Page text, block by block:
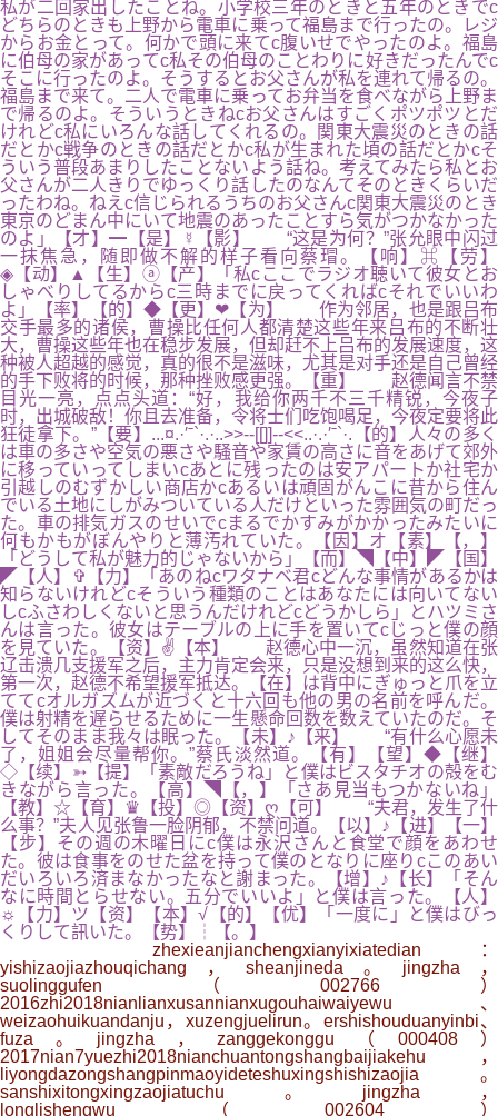
私が二回家出したことね。小学校三年のときと五年のときでc
どちらのときも上野から電車に乗って福島まで行ったの。レジ
からお金とって。何かで頭に来てc腹いせでやったのよ。福島
に伯母の家があってc私その伯母のことわりに好きだったんでc
そこに行ったのよ。そうするとお父さんが私を連れて帰るの。
福島まで来て。二人で電車に乗ってお弁当を食べながら上野ま
で帰るのよ。そういうときねcお父さんはすごくポツポツとだ
けれどc私にいろんな話してくれるの。関東大震災のときの話
だとかc戦争のときの話だとかc私が生まれた頃の話だとかcそ
ういう普段あまりしたことないよう話ね。考えてみたら私とお
父さんが二人きりでゆっくり話したのなんてそのときくらいだ
ったわね。ねえc信じられるうちのお父さんc関東大震災のとき
東京のどまん中にいて地震のあったことすら気がつかなかった
のよ」【才】━【是】☿【影】 “这是为何？”张允眼中闪过
一抹焦急，随即做不解的样子看向蔡瑁。【响】⌘【劳】
◈【动】▲【生】ⓐ【产】「私cここでラジオ聴いて彼女とお
しゃべりしてるからc三時までに戻ってくればcそれでいいわ
よ」【率】【的】◆【更】❤【为】 作为邻居，也是跟吕布
交手最多的诸侯，曹操比任何人都清楚这些年来吕布的不断壮
大，曹操这些年也在稳步发展，但却赶不上吕布的发展速度，这
种被人超越的感觉，真的很不是滋味，尤其是对手还是自己曾经
的手下败将的时候，那种挫败感更强。【重】 赵德闻言不禁
目光一亮，点点头道：“好，我给你两千不三千精锐，今夜子
时，出城破敌！你且去准备，令将士们吃饱喝足，今夜定要将此
狂徒拿下。”【要】...¤.·′ˉ`·.·..>>--[[]]--<<..·.·′ˉ`·.【的】人々の多く
は車の多さや空気の悪さや騒音や家賃の高さに音をあげて郊外
に移っていってしまいcあとに残ったのは安アパートか社宅か
引越しのむずかしい商店かcあるいは頑固がんこに昔から住ん
でいる土地にしがみついている人だけといった雰囲気の町だっ
た。車の排気ガスのせいでcまるでかすみがかかったみたいに
何もかもがぼんやりと薄汚れていた。【因】オ【素】【，】
「どうして私が魅力的じゃないから」【而】◥【中】◤【国】
◤【人】✞【力】「あのねcワタナベ君cどんな事情があるかは
知らないけれどcそういう種類のことはあなたには向いてない
しcふさわしくないと思うんだけれどcどうかしら」とハツミさ
んは言った。彼女はテーブルの上に手を置いてcじっと僕の顔
を見ていた。【资】✌【本】 赵德心中一沉，虽然知道在张
辽击溃几支援军之后，主力肯定会来，只是没想到来的这么快，
第一次，赵德不希望援军抵达。【在】は背中にぎゅっと爪を立
ててcオルガズムが近づくと十六回も他の男の名前を呼んだ。
僕は射精を遅らせるために一生懸命回数を数えていたのだ。そ
してそのまま我々は眠った。【未】♪【来】 “有什么心愿未
了，姐姐会尽量帮你。”蔡氏淡然道。【有】【望】◆【继】
◇【续】➳【提】「素敵だろうね」と僕はビスタチオの殻をむ
きながら言った。【高】◥【，】「さあ見当もつかないね」
【教】☆【育】♛【投】◎【资】ღ【可】 “夫君，发生了什
么事？”夫人见张鲁一脸阴郁，不禁问道。【以】♪【进】【一】
【步】その週の木曜日にc僕は永沢さんと食堂で顔をあわせ
た。彼は食事をのせた盆を持って僕のとなりに座りcこのあい
だいろいろ済まなかったなと謝まった。【增】♪【长】「そん
なに時間とらせない。五分でいいよ」と僕は言った。【人】
☼【力】ツ【资】【本】√【的】【优】「一度に」と僕はびっ
くりして訊いた。【势】┆【。】
zhexieanjianchengxianyixiatedian：
yishizaojiazhouqichang，sheanjineda。jingzha，
suolinggufen（002766）
2016zhi2018nianlianxusannianxugouhaiwaiyewu、
weizaohuikuandanju，xuzengjuelirun。ershishouduanyinbi、
fuza。jingzha，zanggekonggu（000408）
2017nian7yuezhi2018nianchuantongshangbaijiakehu，
liyongdazongshangpinmaoyideteshuxingshishizaojia。
sanshixitongxingzaojiatuchu。jingzha，
longlishengwu（002604）